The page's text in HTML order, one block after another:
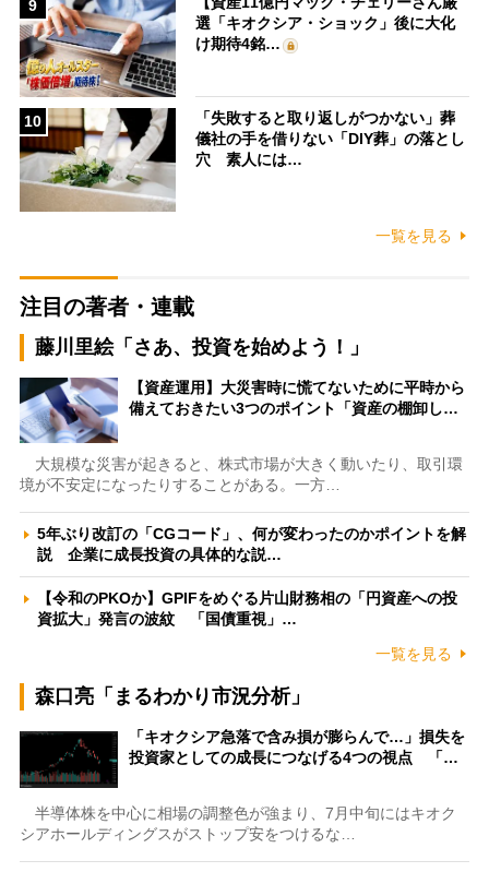
9
選「キオクシア・ショック」後に大化
け期待4銘…
10
「失敗すると取り返しがつかない」葬
儀社の手を借りない「DIY葬」の落とし
穴 素人には…
一覧を見る
注目の著者・連載
藤川里絵「さあ、投資を始めよう！」
【資産運用】大災害時に慌てないために平時から
備えておきたい3つのポイント「資産の棚卸し…
大規模な災害が起きると、株式市場が大きく動いたり、取引環
境が不安定になったりすることがある。一方…
5年ぶり改訂の「CGコード」、何が変わったのかポイントを解
説 企業に成長投資の具体的な説…
【令和のPKOか】GPIFをめぐる片山財務相の「円資産への投
資拡大」発言の波紋 「国債重視」…
一覧を見る
森口亮「まるわかり市況分析」
「キオクシア急落で含み損が膨らんで…」損失を
投資家としての成長につなげる4つの視点 「…
半導体株を中心に相場の調整色が強まり、7月中旬にはキオク
シアホールディングスがストップ安をつけるな…